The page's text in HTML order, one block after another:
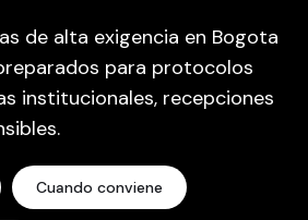
de alta exigencia en Bogota
para protocolos
institucionales, recepciones
Cuando conviene